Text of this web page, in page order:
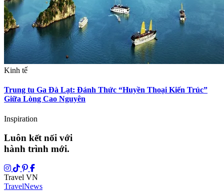
Kinh tế
Trung tu Ga Đà Lạt: Đánh Thức “Huyền Thoại Kiến Trúc”
Giữa Lòng Cao Nguyên
Inspiration
Luôn kết nối với
hành trình mới.
Travel VN
TravelNews